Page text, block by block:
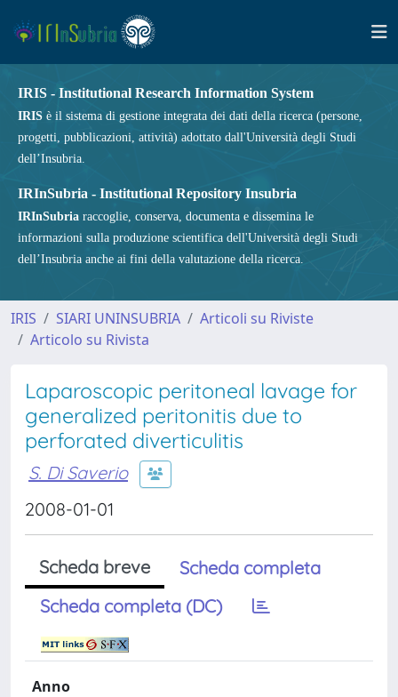
IRIS - Institutional Research Information System
IRIS è il sistema di gestione integrata dei dati della ricerca (persone,
progetti, pubblicazioni, attività) adottato dall'Università degli Studi
dell’Insubria.
IRInSubria - Institutional Repository Insubria
IRInSubria raccoglie, conserva, documenta e dissemina le
informazioni sulla produzione scientifica dell'Università degli Studi
dell’Insubria anche ai fini della valutazione della ricerca.
IRIS SIARI UNINSUBRIA
Articoli su Riviste
Articolo su Rivista
Laparoscopic peritoneal lavage for
generalized peritonitis due to
perforated diverticulitis
S. Di Saverio
2008-01-01
Scheda breve
Scheda completa
Scheda completa (DC)
Anno